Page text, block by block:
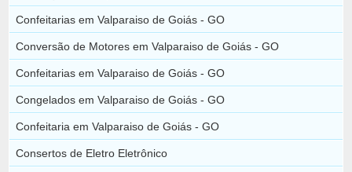
Confeitarias em Valparaiso de Goiás - GO
Conversão de Motores em Valparaiso de Goiás - GO
Confeitarias em Valparaiso de Goiás - GO
Congelados em Valparaiso de Goiás - GO
Confeitaria em Valparaiso de Goiás - GO
Consertos de Eletro Eletrônico